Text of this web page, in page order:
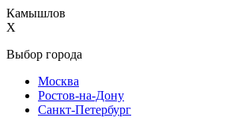
Камышлов
X
Выбор города
Москва
Ростов-на-Дону
Санкт-Петербург